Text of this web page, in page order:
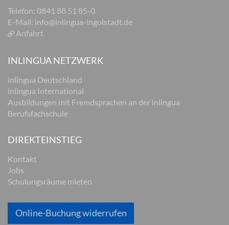
Telefon: 0841 88 51 85-0
E-Mail: info@inlingua-ingolstadt.de
Anfahrt
INLINGUA NETZWERK
inlingua Deutschland
inlingua International
Ausbildungen mit Fremdsprachen an der inlingua
Berufsfachschule
DIREKTEINSTIEG
Kontakt
Jobs
Schulungsräume mieten
Online-Buchung widerrufen